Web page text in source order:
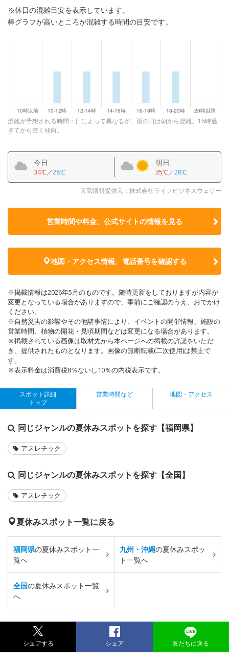
※休日の混雑目安を表示しています。
棒グラフが高いところが混雑する時間の目安です。
混雑が予想される時間：日によって異なるが、雨の日は朝から混雑。16時過
ぎてから空く傾向。
今日
34℃／28℃
明日
35℃／28℃
天気情報提供元：株式会社ライフビジネスウェザー
営業時間や料金、公式サイトの情報を見る
地図・アクセス情報、電話番号を確認する
※掲載情報は2026年5月のものです。随時更新をしておりますが内容が
変更となっている場合がありますので、事前にご確認のうえ、おでかけ
ください。
※自然災害の影響やその他諸事情により、イベントの開催情報、施設の
営業時間、植物の開花・見頃期間などは変更になる場合があります。
※掲載されている画像は取材先から本ページへの掲載の許諾をいただ
き、提供されたものとなります。画像の無断転載(二次使用)は禁止で
す。
※表示料金は消費税8％ないし10％の内税表示です。
スポット詳細
トップ
営業時間など 地図・アクセス
同じジャンルの夏休みスポットを探す【福岡県】
アスレチック
同じジャンルの夏休みスポットを探す【全国】
アスレチック
夏休みスポット一覧に戻る
福岡県の夏休みスポット一
覧へ
九州・沖縄の夏休みスポッ
ト一覧へ
全国の夏休みスポット一覧
へ
シェアする シェア 友だちに送る